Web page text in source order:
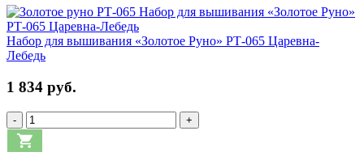
Набор для вышивания «Золотое Руно» РТ-065 Царевна-
Лебедь
1 834 руб.
- +